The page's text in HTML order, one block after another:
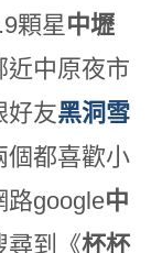
顆星中壢
近中原夜市
好友黑洞雪
個都喜歡小
路google中
尋到《杯杯